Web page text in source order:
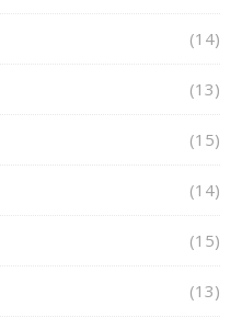
(14)
(13)
(15)
(14)
(15)
(13)